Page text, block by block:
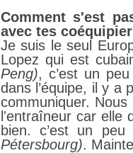
Comment s'est
avec tes
Je suis le seul
Lopez qui est
Peng), c’est un
dans l’équipe, il y a
communiquer.
l'entraîneur car elle
bien. c’est un
Pétersbourg).